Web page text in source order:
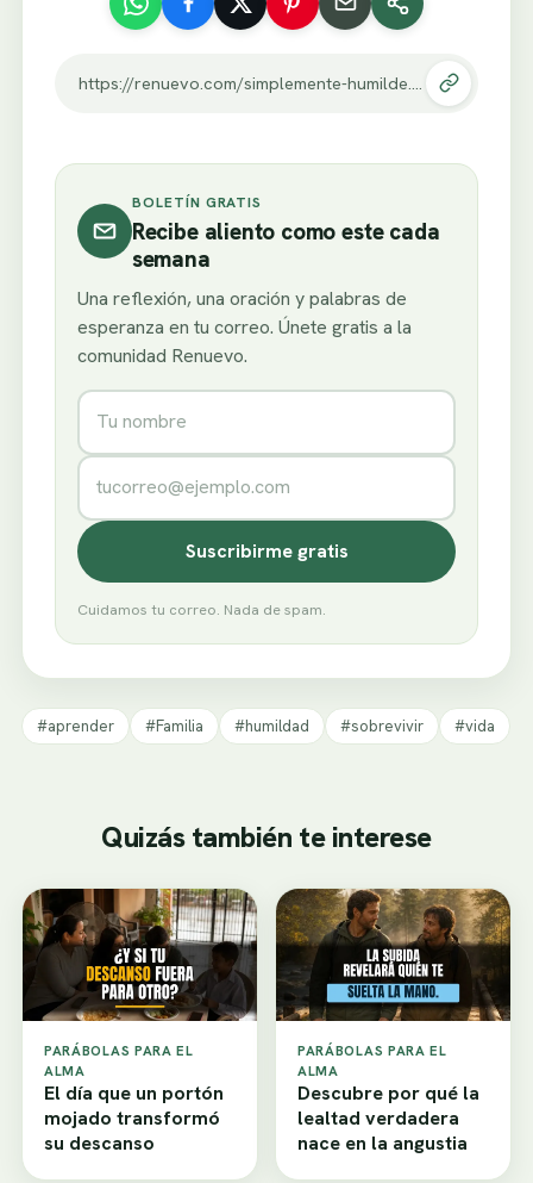
https://renuevo.com/simplemente-humilde.html
BOLETÍN GRATIS
Recibe aliento como este cada
semana
Una reflexión, una oración y palabras de
esperanza en tu correo. Únete gratis a la
comunidad Renuevo.
Nombre
Correo electrónico
Suscribirme gratis
Cuidamos tu correo. Nada de spam.
#aprender #Familia #humildad #sobrevivir #vida
Quizás también te interese
PARÁBOLAS PARA EL
ALMA
El día que un portón
mojado transformó
su descanso
PARÁBOLAS PARA EL
ALMA
Descubre por qué la
lealtad verdadera
nace en la angustia